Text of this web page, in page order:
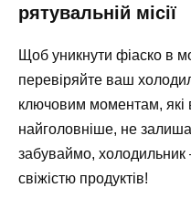
рятувальній місії
Щоб уникнути фіаско в
перевіряйте ваш
ключовим моментам, які
найголовніше, не
забуваймо, холодильник
свіжістю продуктів!